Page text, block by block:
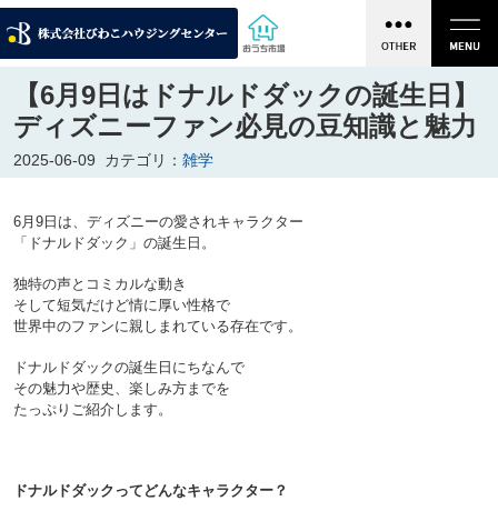
【6月9日はドナルドダックの誕生日】
ディズニーファン必見の豆知識と魅力
2025-06-09 カテゴリ： 雑学
6月9日は、ディズニーの愛されキャラクター
「ドナルドダック」の誕生日。
独特の声とコミカルな動き
そして短気だけど情に厚い性格で
世界中のファンに親しまれている存在です。
ドナルドダックの誕生日にちなんで
その魅力や歴史、楽しみ方までを
たっぷりご紹介します。
ドナルドダックってどんなキャラクター？